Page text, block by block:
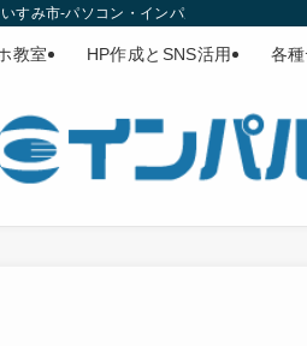
すみ市-パソコン・インパルス
教室 HP作成とSNS活用 各